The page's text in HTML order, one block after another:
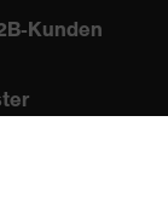
Kunden